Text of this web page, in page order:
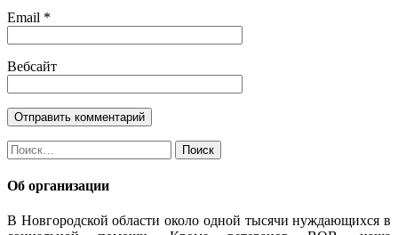
Email *
Вебсайт
Найти:
Об организации
В Новгородской области около одной тысячи нуждающихся в